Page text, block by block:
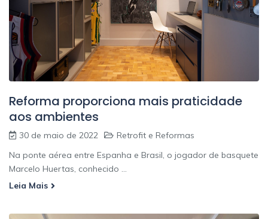
Reforma proporciona mais praticidade
aos ambientes
30 de maio de 2022
Retrofit e Reformas
Na ponte aérea entre Espanha e Brasil, o jogador de basquete
Marcelo Huertas, conhecido ...
Leia Mais